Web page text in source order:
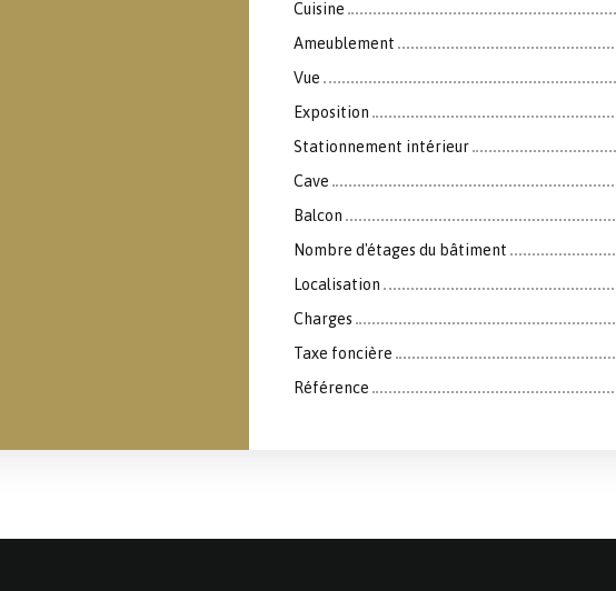
Cuisine
Ameublement
Vue
Exposition
Stationnement intérieur
Cave
Balcon
Nombre d'étages du bâtiment
Localisation
Charges
Taxe foncière
Référence